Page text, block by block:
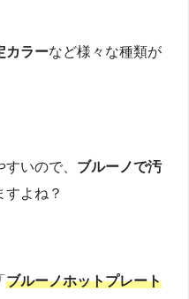
カラーなど様々な種類が
いので、 ブルーノで汚
すよね？
ブルーノホットプレート